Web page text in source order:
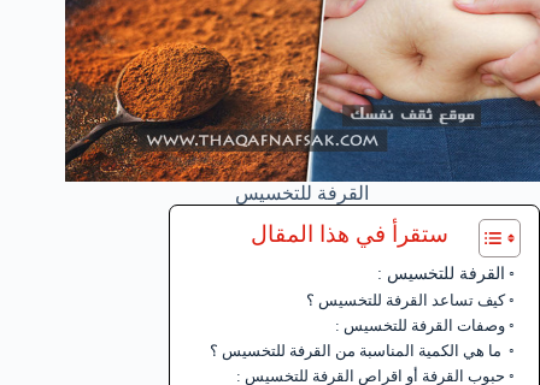
القرفة للتخسيس
ستقرأ في هذا المقال
القرفة للتخسيس :
كيف تساعد القرفة للتخسيس ؟
وصفات القرفة للتخسيس :
ما هي الكمية المناسبة من القرفة للتخسيس ؟
حبوب القرفة أو اقراص القرفة للتخسيس :